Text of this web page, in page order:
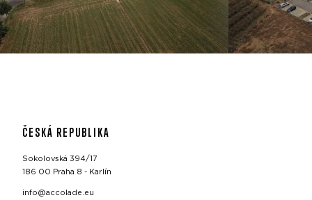
ČESKÁ REPUBLIKA
Sokolovská 394/17
186 00 Praha 8 - Karlín
info@accolade.eu